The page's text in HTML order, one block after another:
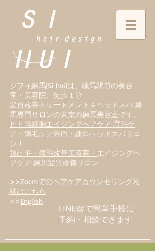
シフィ練馬(Si hui)は、 練馬駅前の美容
室・美容院、徒歩１分
髪質改善トリートメント ＆ヘッドスパ 練
馬専門サロンの東京の練馬美容室です。
ヒト幹細胞エイジングヘアケア 育毛ケ
ア・薄毛ケア専門・練馬ヘッドスパサロ
ン ！
抜け毛・薄毛改善美容室・ エイジングヘ
アケア 練馬髪質改善サロン
>>Zoomでのヘアケアカウンセリング相
談はこちら
>>English
LINE@で簡単手軽に
予約・相談できます